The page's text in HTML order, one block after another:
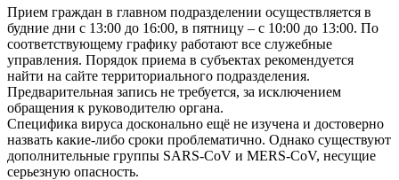
Прием граждан в главном подразделении осуществляется в
будние дни с 13:00 до 16:00, в пятницу – с 10:00 до 13:00. По
соответствующему графику работают все служебные
управления. Порядок приема в субъектах рекомендуется
найти на сайте территориального подразделения.
Предварительная запись не требуется, за исключением
обращения к руководителю органа.
Специфика вируса досконально ещё не изучена и достоверно
назвать какие-либо сроки проблематично. Однако существуют
дополнительные группы SARS-CoV и MERS-CoV, несущие
серьезную опасность.